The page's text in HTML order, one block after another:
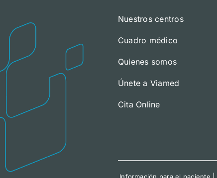
Nuestros centros
Cuadro médico
Quienes somos
Únete a Viamed
Cita Online
Información para el paciente